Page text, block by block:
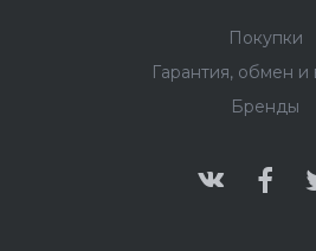
Покупки
Гарантия, обмен и
Бренды